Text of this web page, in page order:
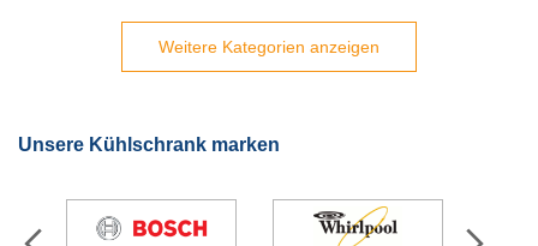
Weitere Kategorien anzeigen
Unsere Kühlschrank marken